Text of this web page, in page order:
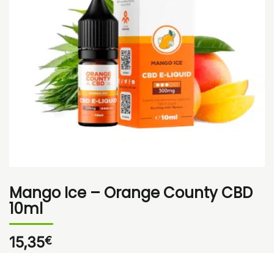
Mango Ice – Orange County CBD
10ml
15,35€